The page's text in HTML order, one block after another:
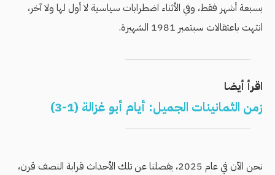
بسبعة أشهر فقط، وفي الأثناء اضطرابات سياسية لا أول لها ولا آخر،
انتهت باعتقالات سبتمبر 1981 الشهيرة.
اقرأ أيضا
زمن الثمانينات الجميل: أيام أبو غزالة (1-3)
نحن الآن في عام 2025، يفصلنا عن تلك الأحداث قرابة النصف قرن،